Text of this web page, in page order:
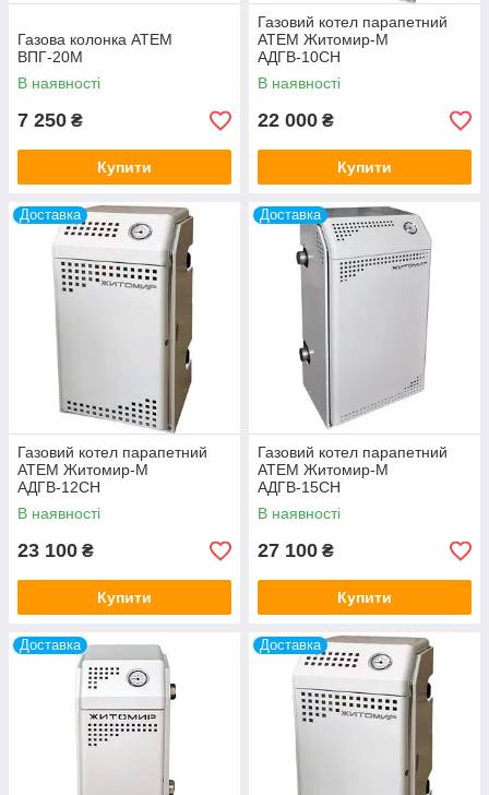
Газова колонка АТЕМ
ВПГ-20М
В наявності
7 250 ₴
Купити
Газовий котел парапетний
АТЕМ Житомир-М
АДГВ-10СН
В наявності
22 000 ₴
Купити
Доставка
Газовий котел парапетний
АТЕМ Житомир-М
АДГВ-12СН
В наявності
23 100 ₴
Купити
Доставка
Газовий котел парапетний
АТЕМ Житомир-М
АДГВ-15СН
В наявності
27 100 ₴
Купити
Доставка Доставка